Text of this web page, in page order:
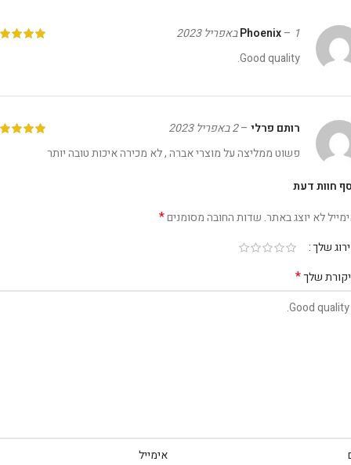
Phoenix– 1 באפריל 2023
Good quality.
רותם פרלי –2 באפריל 2023
פשוט ממליצה על מוצרי אברה , לא מכירה איכות טובה יותר
חוות דעת
לא יוצג באתר. שדות החובה מסומנים*
שלך
שלך*
אימייל